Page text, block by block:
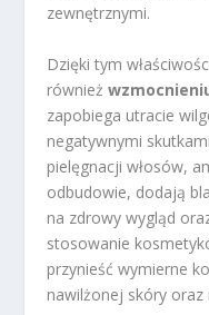
zewnętrznymi.
Dzięki tym
również
zapobiega utracie
negatywnymi
pielęgnacji włosów,
odbudowie, dodają
na zdrowy wygląd
stosowanie
przynieść wymierne
nawilżonej skóry oraz